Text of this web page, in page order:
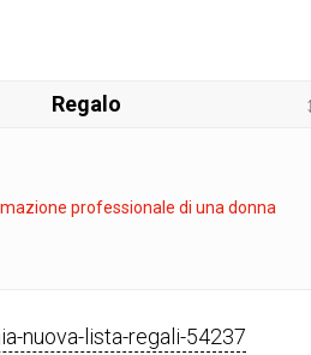
Regalo
professionale di una donna
nuova-lista-regali-54237